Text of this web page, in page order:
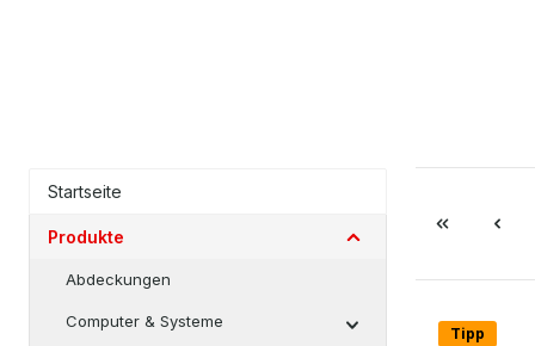
Startseite
Produkte
Abdeckungen
Computer & Systeme
Tipp